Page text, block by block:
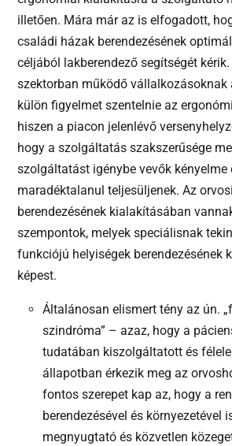
illetően. Mára már az is elfogadott,
családi házak berendezésének
céljából lakberendező segítségét
szektorban működő vállalkozásoknak
külön figyelmet szentelnie az
hiszen a piacon jelenlévő
hogy a szolgáltatás szakszerűsége
szolgáltatást igénybe vevők kényelme
maradéktalanul teljesüljenek. Az
berendezésének kialakításában
szempontok, melyek speciálisnak
funkciójú helyiségek berendezésének
képest.
Általánosan elismert tény az ún.
szindróma” – azaz, hogy a
tudatában kiszolgáltatott és
állapotban érkezik meg az
fontos szerepet kap az, hogy a
berendezésével és környezetével
megnyugtató és közvetlen